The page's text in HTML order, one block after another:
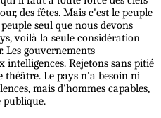
des fêtes. Mais c'est le peuple
seul que nous devons
voilà la seule considération
Les gouvernements
Rejetons sans pitié
théâtre. Le pays n'a besoin ni
mais d'hommes capables,
publique.